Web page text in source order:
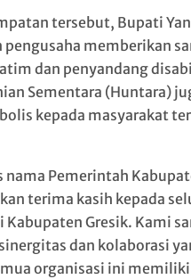
tersebut, Bupati
pengusaha memberikan
dan penyandang
Sementara (Huntara)
kepada masyarakat
nama Pemerintah
terima kasih kepada
Kabupaten Gresik. Kami
dan kolaborasi
organisasi ini